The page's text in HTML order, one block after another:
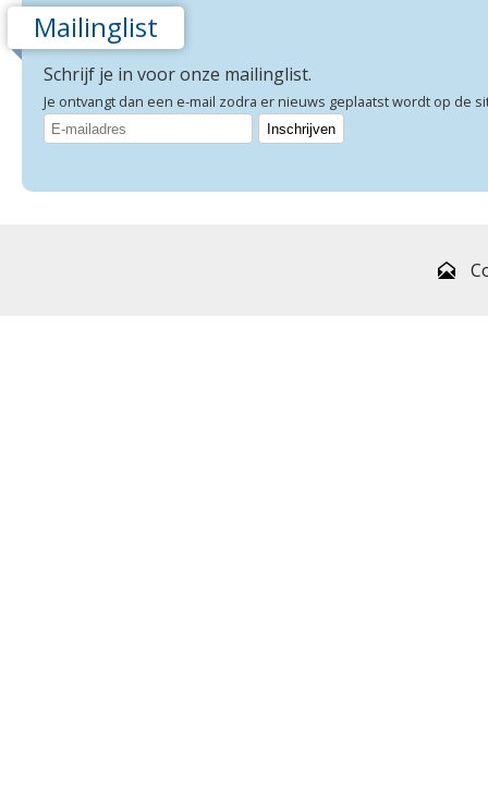
Mailinglist
Schrijf je in voor onze mailinglist.
Je ontvangt dan een e-mail zodra er nieuws geplaatst wordt op de